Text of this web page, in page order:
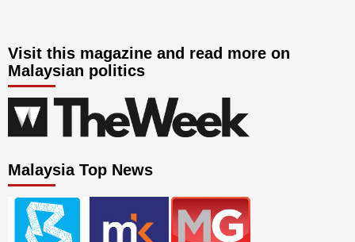
Visit this magazine and read more on
Malaysian politics
Malaysia Top News